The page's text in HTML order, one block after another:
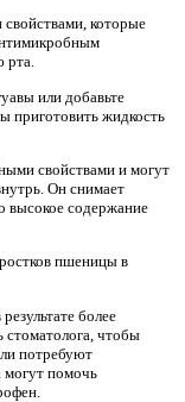
которые
рта.
или добавьте
приготовить жидкость
свойствами и могут
Он снимает
высокое содержание
пшеницы в
более
стоматолога, чтобы
потребуют
помочь